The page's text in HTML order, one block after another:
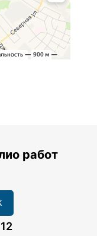
работ